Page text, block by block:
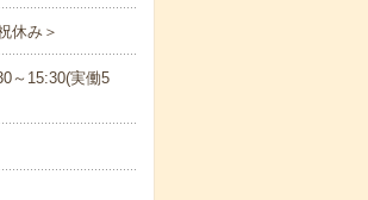
休み＞
～15:30(実働5